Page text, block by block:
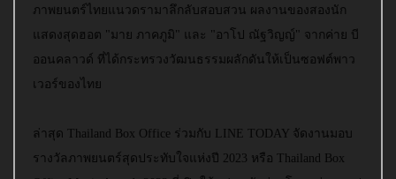
ภาพยนตร์ไทยแนวดรามาลึกลับสอบสวน ผลงานของสองนัก
แสดงสุดฮอต "มาย ภาคภูมิ" และ "อาโป ณัฐวิญญ์" จากค่าย บี
ออนคลาวด์ ที่ได้กระทรวงวัฒนธรรมผลักดันให้เป็นซอฟต์พาว
เวอร์ของไทย
ล่าสุด Thailand Box Office ร่วมกับ LINE TODAY จัดงานมอบ
รางวัลภาพยนตร์สุดประทับใจแห่งปี 2023 หรือ Thailand Box